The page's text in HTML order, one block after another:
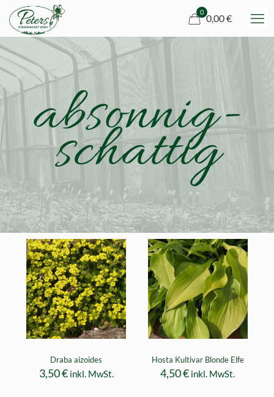
0
0,00 €
absonnig-
schattig
Draba aizoides
3,50€ inkl. MwSt.
Hosta Kultivar Blonde Elfe
4,50€ inkl. MwSt.